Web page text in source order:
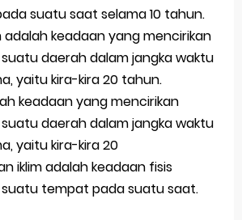
suatu saat selama 10 tahun.
adalah keadaan yang mencirikan
daerah dalam jangka waktu
yaitu kira-kira 20 tahun.
keadaan yang mencirikan
daerah dalam jangka waktu
yaitu kira-kira 20
iklim adalah keadaan fisis
tempat pada suatu saat.